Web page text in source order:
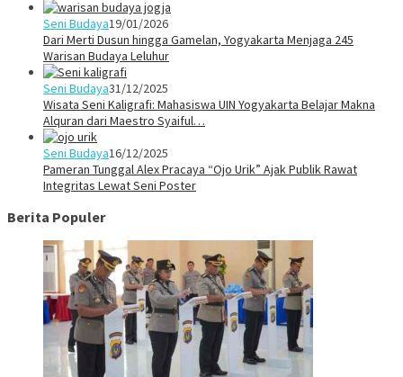
Seni Budaya19/01/2026
Dari Merti Dusun hingga Gamelan, Yogyakarta Menjaga 245
Warisan Budaya Leluhur
Seni Budaya31/12/2025
Wisata Seni Kaligrafi: Mahasiswa UIN Yogyakarta Belajar Makna
Alquran dari Maestro Syaiful…
Seni Budaya16/12/2025
Pameran Tunggal Alex Pracaya “Ojo Urik” Ajak Publik Rawat
Integritas Lewat Seni Poster
Berita Populer